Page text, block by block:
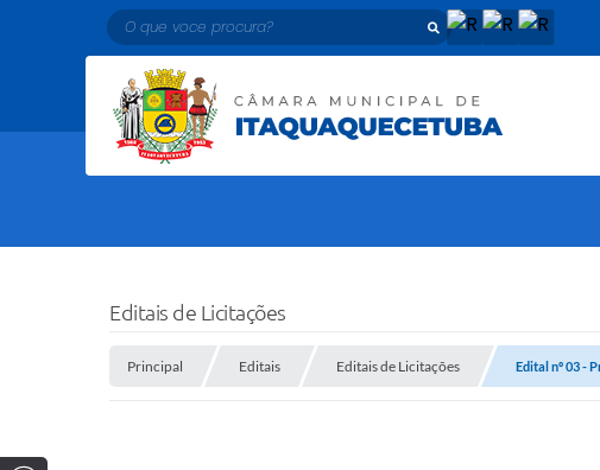
O que voce procura?
Editais de Licitações
Principal Editais Editais de Licitações Edital nº 03 -